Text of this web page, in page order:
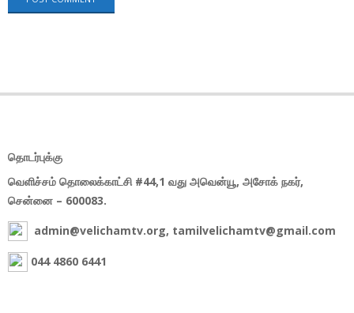
தொடர்புக்கு
வெளிச்சம் தொலைக்காட்சி #44,1 வது அவென்யூ, அசோக் நகர்,
சென்னை – 600083.
admin@velichamtv.org, tamilvelichamtv@gmail.com
044 4860 6441